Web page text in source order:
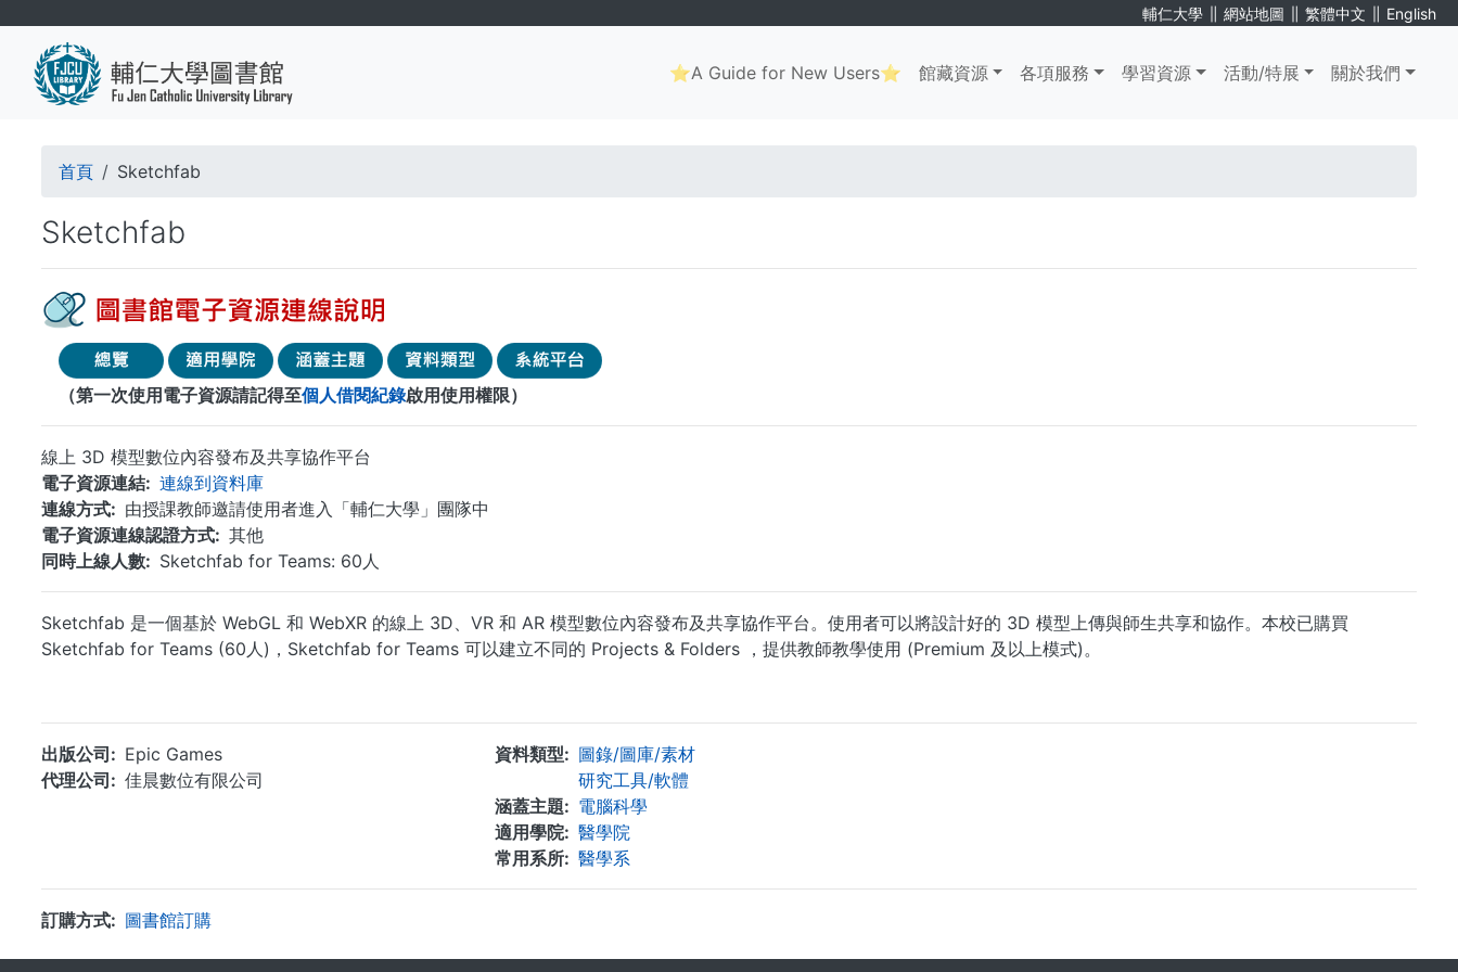
輔仁大學 ∥ 網站地圖 ∥ 繁體中文 ∥ English
Main
navigation
⭐A Guide for New Users⭐ 館藏資源 各項服務 學習資源 活動/特展 關於我們
導
連
結
首頁 Sketchfab
Sketchfab
（第一次使用電子資源請記得至個人借閱紀錄啟用使用權限）
線上 3D 模型數位內容發布及共享協作平台
電子資源連結
連線到資料庫
連線方式
由授課教師邀請使用者進入「輔仁大學」團隊中
電子資源連線認證方式
其他
同時上線人數
Sketchfab for Teams: 60人
Sketchfab 是一個基於 WebGL 和 WebXR 的線上 3D、VR 和 AR 模型數位內容發布及共享協作平台。使用者可以將設計好的 3D 模型上傳與師生共享和協作。本校已購買
Sketchfab for Teams (60人)，Sketchfab for Teams 可以建立不同的 Projects & Folders ，提供教師教學使用 (Premium 及以上模式)。
出版公司
Epic Games
代理公司
佳晨數位有限公司
資料類型
圖錄/圖庫/素材
研究工具/軟體
涵蓋主題
電腦科學
適用學院
醫學院
常用系所
醫學系
訂購方式
圖書館訂購